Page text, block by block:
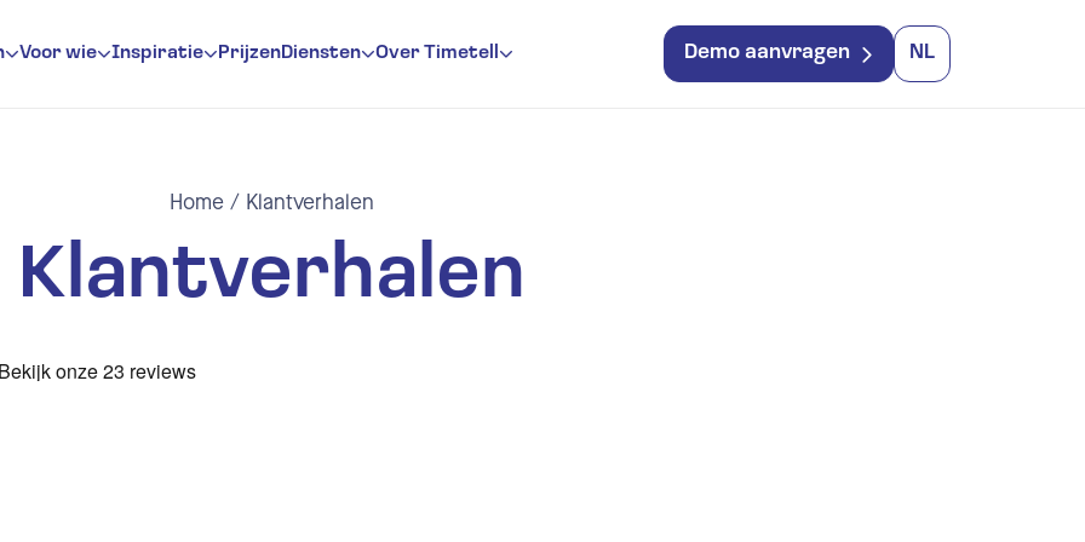
Voor wie Inspiratie PrijzenDiensten Over Timetell Demo aanvragen NL
Home/ Klantverhalen
Klantverhalen